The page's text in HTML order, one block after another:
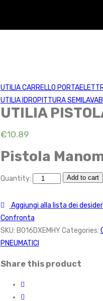
UTILIA CARRELLO
UTILIA IDROPITTURA
UTILIA
€10.89
Pistola
Quantity: Add to cart
Aggiungi alla lista dei
Confronta
SKU: B016DXEMHY Categories:
PNEUMATICI
Share this product